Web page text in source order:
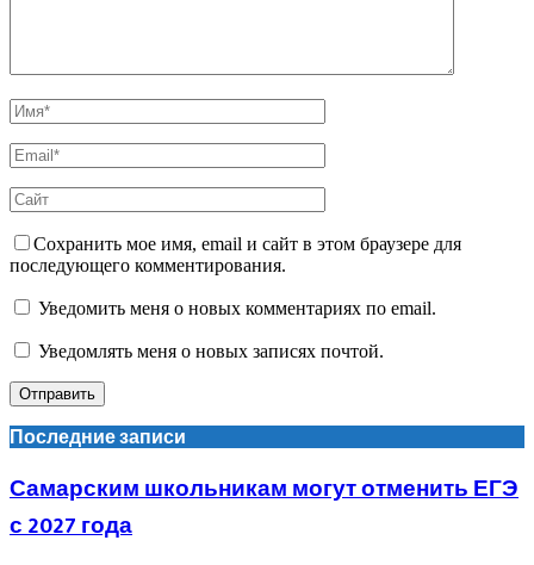
Сохранить мое имя, email и сайт в этом браузере для
последующего комментирования.
Уведомить меня о новых комментариях по email.
Уведомлять меня о новых записях почтой.
Последние записи
Самарским школьникам могут отменить ЕГЭ
с 2027 года